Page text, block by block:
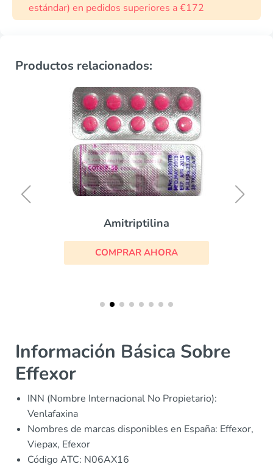
estándar) en pedidos superiores a €172
Productos relacionados:
Amitriptilina
COMPRAR AHORA
Información Básica Sobre
Effexor
INN (Nombre Internacional No Propietario):
Venlafaxina
Nombres de marcas disponibles en España: Effexor,
Viepax, Efexor
Código ATC: N06AX16